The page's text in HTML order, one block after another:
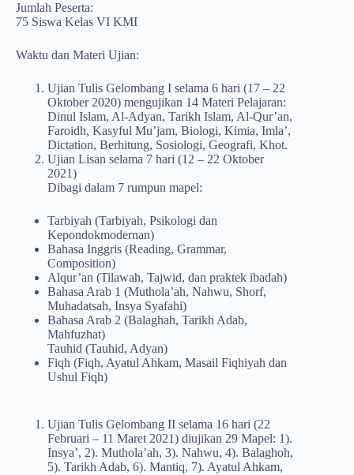
Jumlah Peserta:
75 Siswa Kelas VI KMI
Waktu dan Materi Ujian:
Ujian Tulis Gelombang I selama 6 hari (17 – 22
Oktober 2020) mengujikan 14 Materi Pelajaran:
Dinul Islam, Al-Adyan, Tarikh Islam, Al-Qur’an,
Faroidh, Kasyful Mu’jam, Biologi, Kimia, Imla’,
Dictation, Berhitung, Sosiologi, Geografi, Khot.
Ujian Lisan selama 7 hari (12 – 22 Oktober
2021)
Dibagi dalam 7 rumpun mapel:
Tarbiyah (Tarbiyah, Psikologi dan
Kepondokmodernan)
Bahasa Inggris (Reading, Grammar,
Composition)
Alqur’an (Tilawah, Tajwid, dan praktek ibadah)
Bahasa Arab 1 (Muthola’ah, Nahwu, Shorf,
Muhadatsah, Insya Syafahi)
Bahasa Arab 2 (Balaghah, Tarikh Adab,
Mahfuzhat)
Tauhid (Tauhid, Adyan)
Fiqh (Fiqh, Ayatul Ahkam, Masail Fiqhiyah dan
Ushul Fiqh)
Ujian Tulis Gelombang II selama 16 hari (22
Februari – 11 Maret 2021) diujikan 29 Mapel: 1).
Insya’, 2). Muthola’ah, 3). Nahwu, 4). Balaghoh,
5). Tarikh Adab, 6). Mantiq, 7). Ayatul Ahkam,